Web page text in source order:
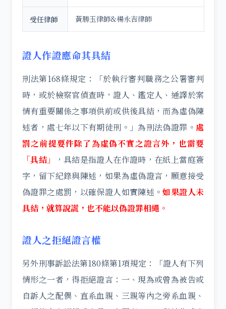
受任律師 黃勝玉律師&楊永吉律師
證人作證應命其具結
刑法第168條規定：「於執行審判職務之公署審判
時，或於檢察官偵查時，證人、鑑定人、通譯於案
情有重要關係之事項供前或供後具結，而為虛偽陳
述者，處七年以下有期徒刑。」為刑法偽證罪。 處
罰之前提要件除了為虛偽不實之證言外，也需要
「具結」
，具結是指證人在作證時，在紙上當庭簽
字，留下紀錄與陳述，如果為虛偽證言，願意接受
偽證罪之處罰，以確保證人如實陳述。如果證人未
具結，就算說謊，也不能以偽證罪相繩。
證人之拒絕證言權
另外刑事訴訟法第180條第1項規定：「證人有下列
情形之一者，得拒絕證言：一、現為或曾為被告或
自訴人之配偶、直系血親、三親等內之旁系血親、